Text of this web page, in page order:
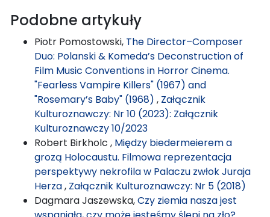
Podobne artykuły
Piotr Pomostowski, The Director–Composer
Duo: Polanski & Komeda’s Deconstruction of
Film Music Conventions in Horror Cinema.
"Fearless Vampire Killers" (1967) and
"Rosemary’s Baby" (1968) , Załącznik
Kulturoznawczy: Nr 10 (2023): Załącznik
Kulturoznawczy 10/2023
Robert Birkholc , Między biedermeierem a
grozą Holocaustu. Filmowa reprezentacja
perspektywy nekrofila w Palaczu zwłok Juraja
Herza, Załącznik Kulturoznawczy: Nr 5 (2018)
Dagmara Jaszewska,Czy ziemia nasza jest